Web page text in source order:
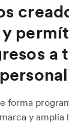
a
forma
y amplía